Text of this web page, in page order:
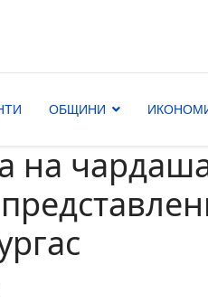
ОБЩИНИ
на